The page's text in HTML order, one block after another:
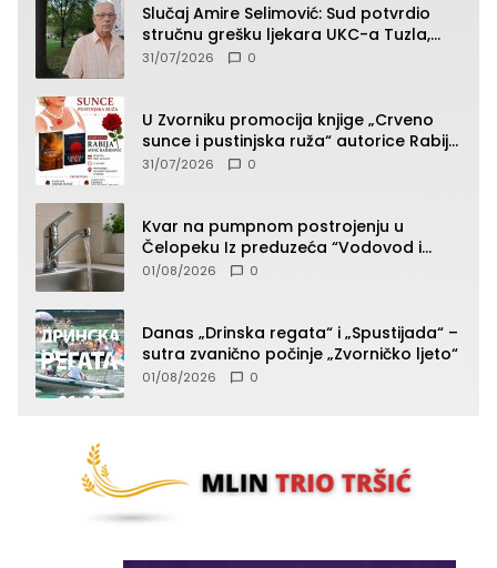
Slučaj Amire Selimović: Sud potvrdio
stručnu grešku ljekara UKC-a Tuzla,
presudan dokaz ostala obdukcija
31/07/2026 0
U Zvorniku promocija knjige „Crveno
sunce i pustinjska ruža“ autorice Rabije
Avdić-Hamidović
31/07/2026 0
Kvar na pumpnom postrojenju u
Čelopeku Iz preduzeća “Vodovod i
komunalije”
01/08/2026 0
Danas „Drinska regata“ i „Spustijada“ –
sutra zvanično počinje „Zvorničko ljeto“
01/08/2026 0